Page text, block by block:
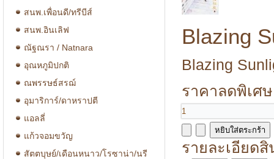
สนพ.เพื่อนดี/ทรีบีส์
สนพ.อินเลิฟ
ณัฐณรา / Natnara
อุณหภูมิปกติ
ณพรรษธ์สรฌ์
อุมาริการ์/ดาหราปตี
แอลลี่
แก้วจอมขวัญ
สัตตบุษย์/เดือนหนาว/โรซาน่า/นรี
Blazing
Blazing
ราคาลดพิเศ
รายละเอียด